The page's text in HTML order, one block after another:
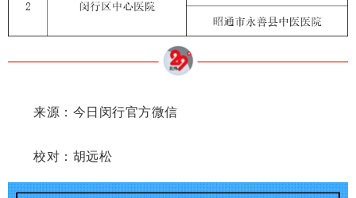
来源：今日闵行官方微信
校对：胡远松